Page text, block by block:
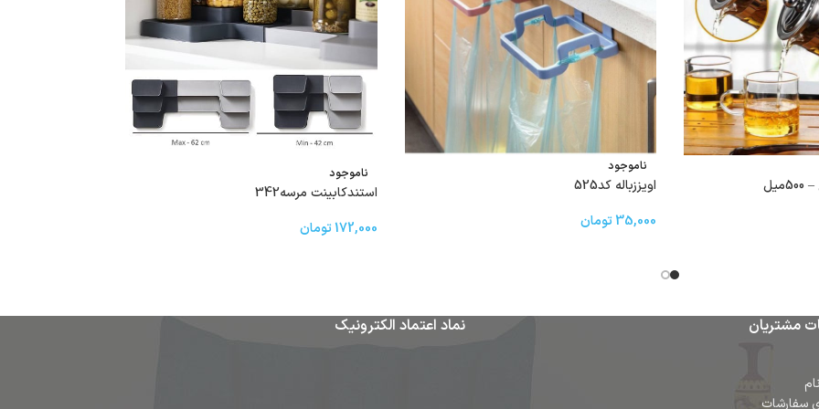
ناموجود
اویززباله کد525
35,000تومان
ناموجود
استندکابینت مرسه342
172,000تومان
مشتریان
سفارشات
نماد اعتماد الکترونیک